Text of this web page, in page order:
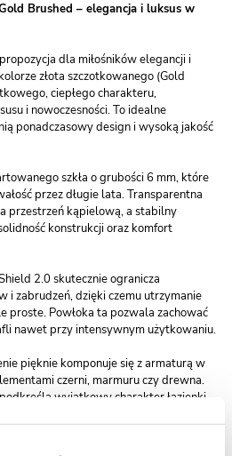
Brushed – elegancja i luksus w
dla miłośników elegancji i
złota szczotkowanego (Gold
ciepłego charakteru,
i nowoczesności. To idealne
ponadczasowy design i wysoką jakość
szkła o grubości 6 mm, które
przez długie lata. Transparentna
przestrzeń kąpielową, a stabilny
konstrukcji oraz komfort
2.0 skutecznie ogranicza
i zabrudzeń, dzięki czemu utrzymanie
proste. Powłoka ta pozwala zachować
nawet przy intensywnym użytkowaniu.
pięknie komponuje się z armaturą w
czerni, marmuru czy drewna.
wyjątkowy charakter łazienki,